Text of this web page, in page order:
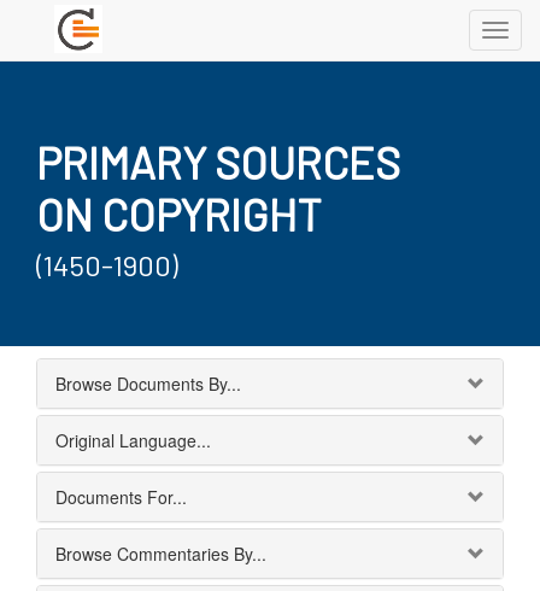
PRIMARY SOURCES
ON COPYRIGHT
(1450-1900)
Browse Documents By...
Original Language...
Documents For...
Browse Commentaries By...